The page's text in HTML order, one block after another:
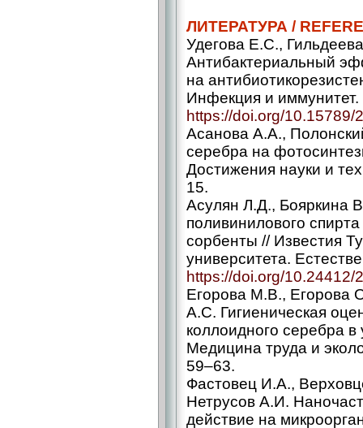
ЛИТЕРАТУРА /
Удегова Е.С.,
Антибактериальный
на
Инфекция и
https://doi.org/
Асанова А.А.,
серебра на
Достижения науки и
15.
Асулян Л.Д., Бояркина
поливинилового
сорбенты // Известия
университета.
https://doi.org/
Егорова М.В., Егорова
А.С. Гигиеническая
коллоидного серебра в
Медицина труда и
59–63.
Фастовец И.А.,
Нетрусов А.И.
действие на